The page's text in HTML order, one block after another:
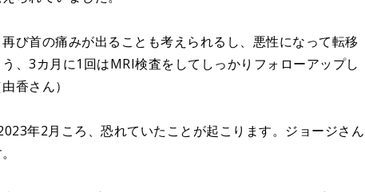
び首の痛みが出ることも考えられるし、悪性になって転移
、3カ月に1回はMRI検査をしてしっかりフォローアップし
香さん）
年2月ころ、恐れていたことが起こります。ジョージさん